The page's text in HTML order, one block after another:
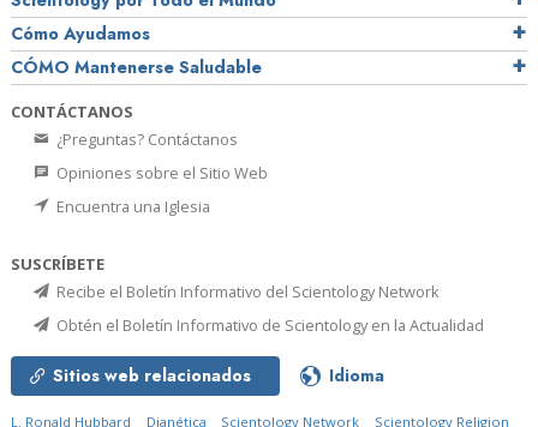
Cómo Ayudamos
CÓMO Mantenerse Saludable
CONTÁCTANOS
¿Preguntas? Contáctanos
Opiniones sobre el Sitio Web
Encuentra una Iglesia
SUSCRÍBETE
Recibe el Boletín Informativo del Scientology Network
Obtén el Boletín Informativo de Scientology en la Actualidad
Sitios web relacionados Idioma
L. Ronald Hubbard Dianética Scientology Network Scientology Religion